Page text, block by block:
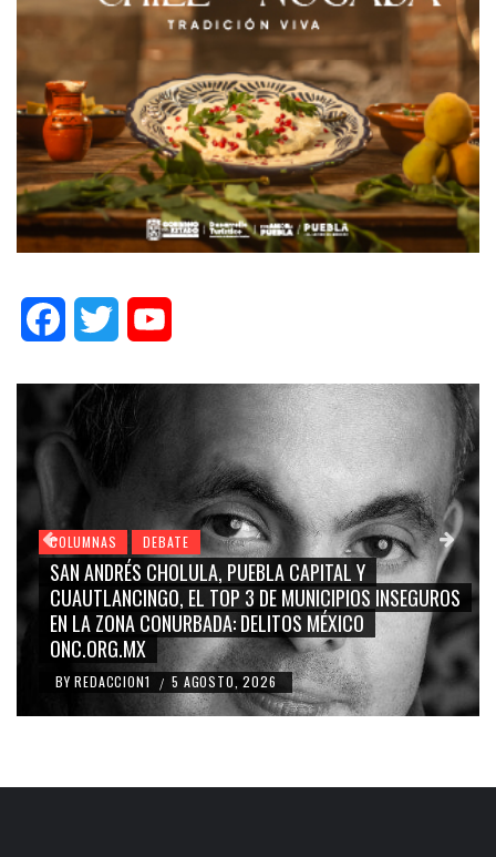
FacebookTwitter
INSEGUROS
COLUMNAS DEBATE
GRACE PALOMARES, NAY SALVATORI,
CARMEN SALINAS “LA CORCHOLATA”,
BLANCO, SILVIA PINAL: LA TRIVIALIZACIÓN
RIDICULIZACIÓN DE LA REPRESENTACIÓN
BY REDACCION1 4 AGOSTO, 2026